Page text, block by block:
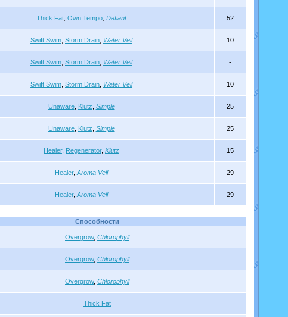
Thick Fat Own Tempo Defiant 52
Swift Swim Storm Drain Water Veil 10
Swift Swim Storm Drain Water Veil -
Swift Swim Storm Drain Water Veil 10
Unaware, Klutz Simple 25
Unaware, Klutz Simple 25
Healer, Regenerator, Klutz 15
Healer, Aroma Veil 29
Healer, Aroma Veil 29
Способности
Overgrow, Chlorophyll
Overgrow, Chlorophyll
Overgrow, Chlorophyll
Thick Fat